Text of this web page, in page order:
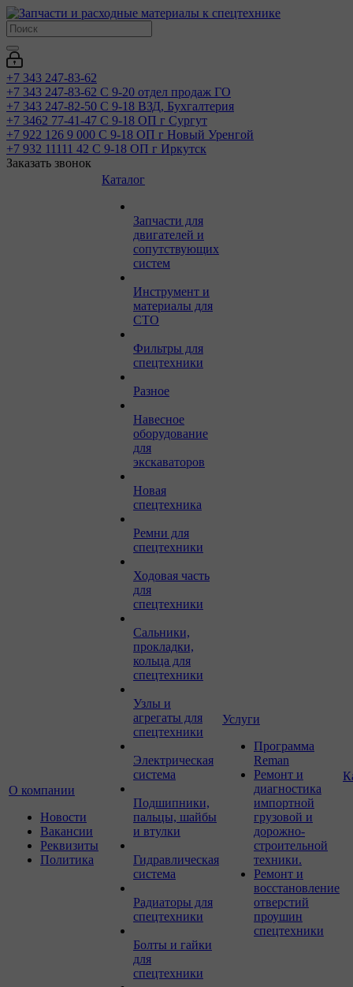
+7 343 247-83-62
+7 343 247-83-62 С 9-20 отдел продаж ГО
+7 343 247-82-50 С 9-18 ВЗД, Бухгалтерия
+7 3462 77-41-47 С 9-18 ОП г Сургут
+7 922 126 9 000 С 9-18 ОП г Новый Уренгой
+7 932 11111 42 С 9-18 ОП г Иркутск
Заказать звонок
О компании
Новости
Вакансии
Реквизиты
Политика
Каталог
Запчасти для
двигателей и
сопутствующих
систем
Инструмент и
материалы для
СТО
Фильтры для
спецтехники
Разное
Навесное
оборудование
для
экскаваторов
Новая
спецтехника
Ремни для
спецтехники
Ходовая часть
для
спецтехники
Сальники,
прокладки,
кольца для
спецтехники
Узлы и
агрегаты для
спецтехники
Электрическая
система
Подшипники,
пальцы, шайбы
и втулки
Гидравлическая
система
Радиаторы для
спецтехники
Болты и гайки
для
спецтехники
Услуги
Программа
Reman
Ремонт и
диагностика
импортной
грузовой и
дорожно-
строительной
техники.
Ремонт и
восстановление
отверстий
проушин
спецтехники